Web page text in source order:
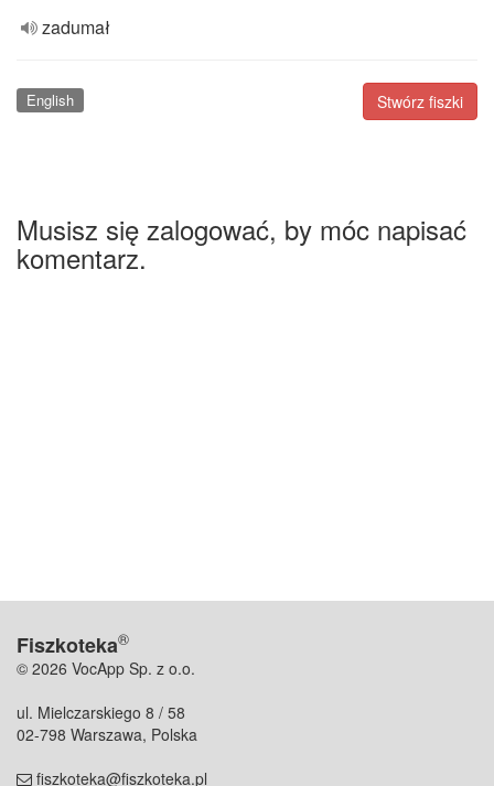
zadumał
Stwórz fiszki
English
Musisz się zalogować, by móc napisać
komentarz.
Fiszkoteka®
© 2026 VocApp Sp. z o.o.
ul. Mielczarskiego 8 / 58
02-798 Warszawa, Polska
fiszkoteka@fiszkoteka.pl